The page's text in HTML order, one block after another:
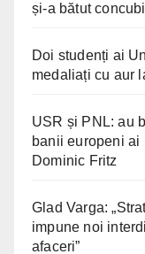
și-a bătut
Doi studenți ai
medaliați cu aur
USR și PNL: au
banii europeni ai
Dominic Fritz
Glad Varga:
impune noi
afaceri”